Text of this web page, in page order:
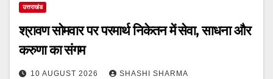
उत्तराखंड
श्रावण सोमवार पर परमार्थ निकेतन में सेवा, साधना और
करुणा का संगम
10 AUGUST 2026 SHASHI SHARMA